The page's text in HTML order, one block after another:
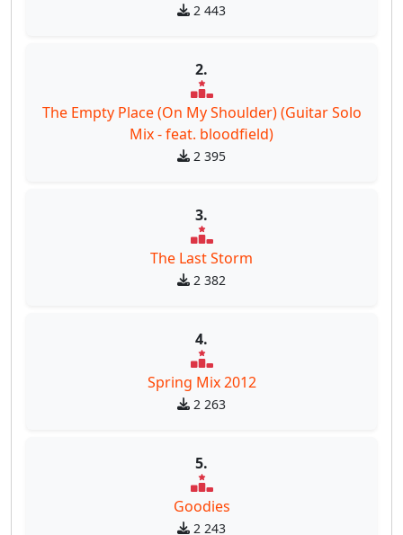
2 443
2.
The Empty Place (On My Shoulder) (Guitar Solo
Mix - feat. bloodfield)
2 395
3.
The Last Storm
2 382
4.
Spring Mix 2012
2 263
5.
Goodies
2 243